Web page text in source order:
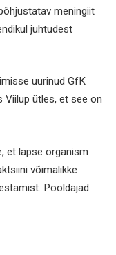
meningiit
juhtudest
uurinud GfK
Viilup ütles, et see on
et lapse organism
võimalikke
Pooldajad